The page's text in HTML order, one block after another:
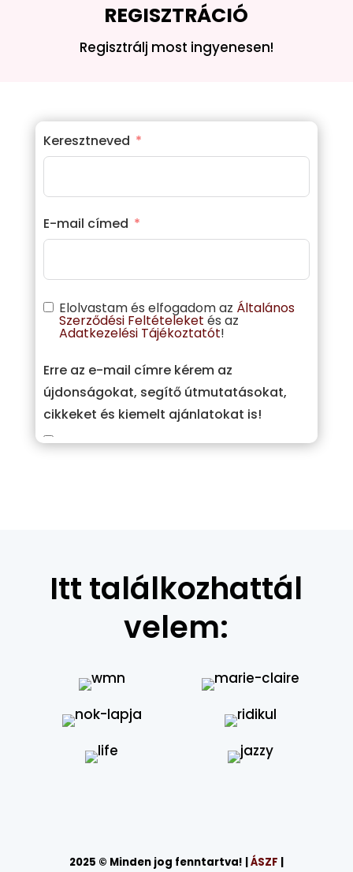
REGISZTRÁCIÓ
Regisztrálj most ingyenesen!
Itt találkozhattál
velem:
2025 © Minden jog fenntartva! |ÁSZF |